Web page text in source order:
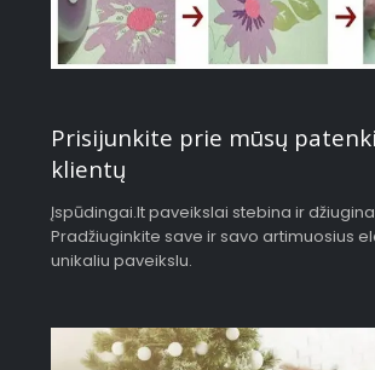
Prisijunkite prie mūsų
klientų
Įspūdingai.lt paveikslai stebina ir
Pradžiuginkite save ir savo artimuosius
unikaliu paveikslu.